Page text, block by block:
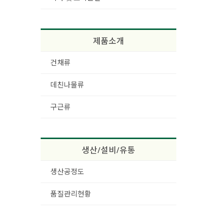
제품소개
건채류
데친나물류
구근류
생산/설비/유통
생산공정도
품질관리현황